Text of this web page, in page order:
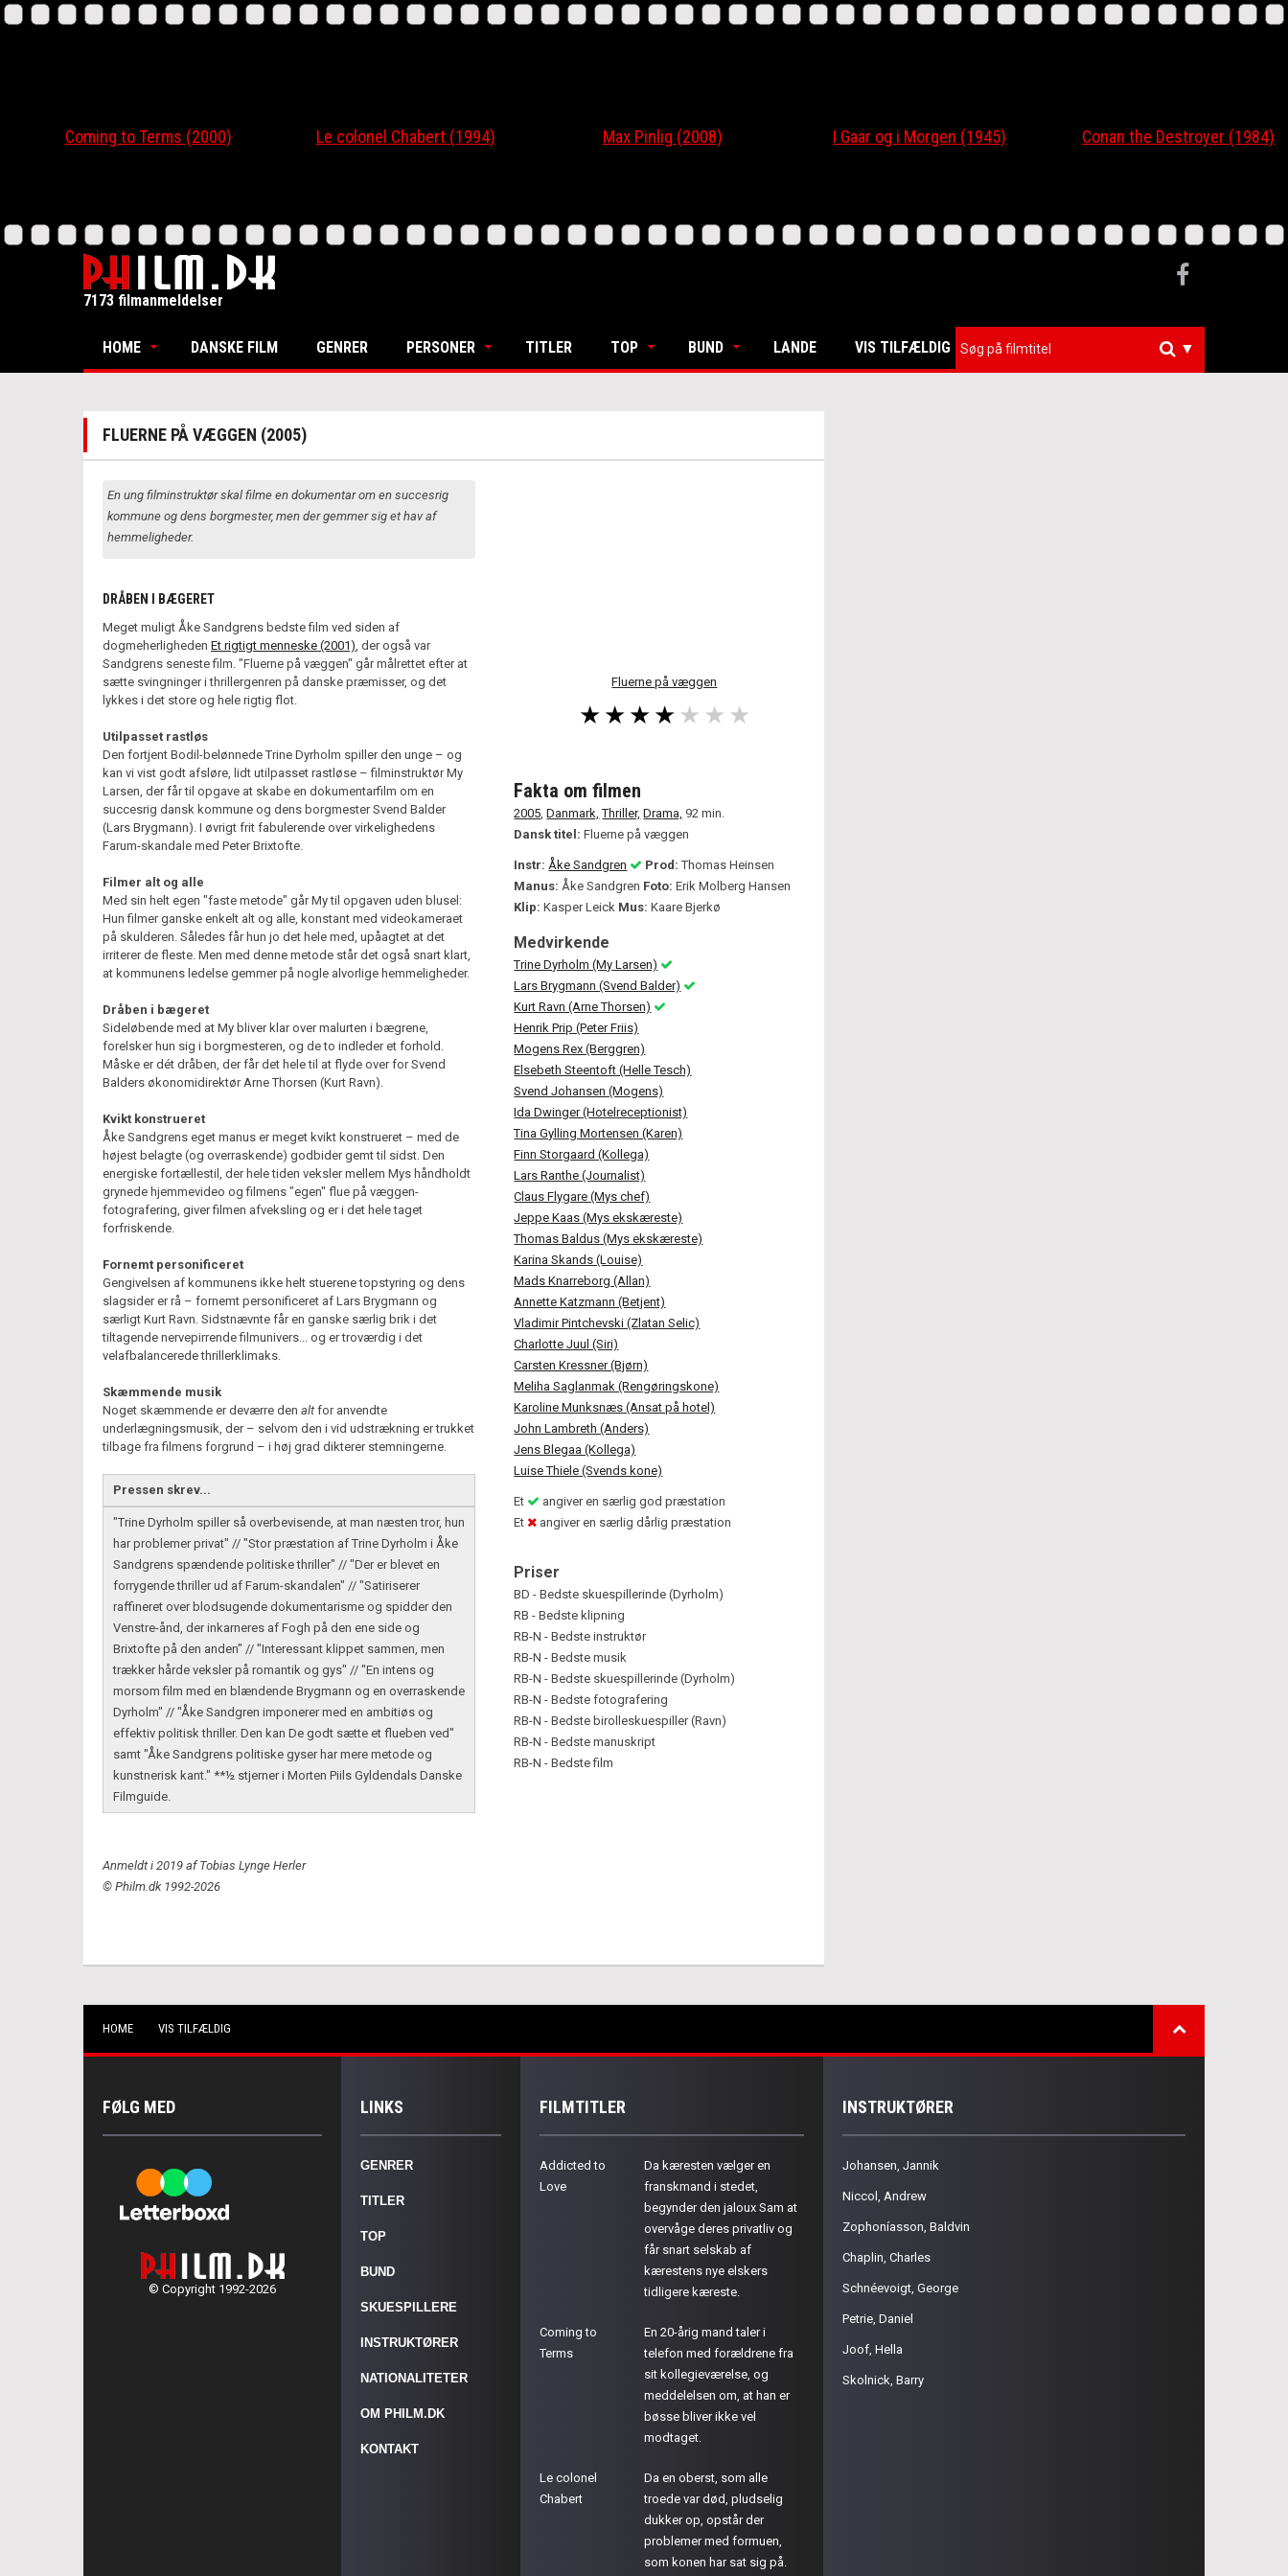
Coming to Terms (2000) Le colonel Chabert (1994) Max Pinlig (2008) I Gaar og i Morgen (1945) Conan the Destroyer (1984)
7173 filmanmeldelser
HOME DANSKE FILM GENRER PERSONER TITLER TOP BUND LANDE VIS TILFÆLDIG ▼
FLUERNE PÅ VÆGGEN (2005)
Fluerne på væggen
En ung filminstruktør skal filme en dokumentar om en succesrig
kommune og dens borgmester, men der gemmer sig et hav af
hemmeligheder.
DRÅBEN I BÆGERET
Meget muligt Åke Sandgrens bedste film ved siden af
dogmeherligheden Et rigtigt menneske (2001), der også var
Sandgrens seneste film. "Fluerne på væggen" går målrettet efter at
sætte svingninger i thrillergenren på danske præmisser, og det
lykkes i det store og hele rigtig flot.
Utilpasset rastløs
Den fortjent Bodil-belønnede Trine Dyrholm spiller den unge – og
kan vi vist godt afsløre, lidt utilpasset rastløse – filminstruktør My
Larsen, der får til opgave at skabe en dokumentarfilm om en
succesrig dansk kommune og dens borgmester Svend Balder
(Lars Brygmann). I øvrigt frit fabulerende over virkelighedens
Farum-skandale med Peter Brixtofte.
Filmer alt og alle
Med sin helt egen "faste metode" går My til opgaven uden blusel:
Hun filmer ganske enkelt alt og alle, konstant med videokameraet
på skulderen. Således får hun jo det hele med, upåagtet at det
irriterer de fleste. Men med denne metode står det også snart klart,
at kommunens ledelse gemmer på nogle alvorlige hemmeligheder.
Dråben i bægeret
Sideløbende med at My bliver klar over malurten i bægrene,
forelsker hun sig i borgmesteren, og de to indleder et forhold.
Måske er dét dråben, der får det hele til at flyde over for Svend
Balders økonomidirektør Arne Thorsen (Kurt Ravn).
Kvikt konstrueret
Åke Sandgrens eget manus er meget kvikt konstrueret – med de
højest belagte (og overraskende) godbider gemt til sidst. Den
energiske fortællestil, der hele tiden veksler mellem Mys håndholdt
grynede hjemmevideo og filmens "egen" flue på væggen-
fotografering, giver filmen afveksling og er i det hele taget
forfriskende.
Fornemt personificeret
Gengivelsen af kommunens ikke helt stuerene topstyring og dens
slagsider er rå – fornemt personificeret af Lars Brygmann og
særligt Kurt Ravn. Sidstnævnte får en ganske særlig brik i det
tiltagende nervepirrende filmunivers... og er troværdig i det
velafbalancerede thrillerklimaks.
Skæmmende musik
Noget skæmmende er deværre den alt for anvendte
underlægningsmusik, der – selvom den i vid udstrækning er trukket
tilbage fra filmens forgrund – i høj grad dikterer stemningerne.
Pressen skrev...
"Trine Dyrholm spiller så overbevisende, at man næsten tror, hun
har problemer privat" // "Stor præstation af Trine Dyrholm i Åke
Sandgrens spændende politiske thriller" // "Der er blevet en
forrygende thriller ud af Farum-skandalen" // "Satiriserer
raffineret over blodsugende dokumentarisme og spidder den
Venstre-ånd, der inkarneres af Fogh på den ene side og
Brixtofte på den anden" // "Interessant klippet sammen, men
trækker hårde veksler på romantik og gys" // "En intens og
morsom film med en blændende Brygmann og en overraskende
Dyrholm" // "Åke Sandgren imponerer med en ambitiøs og
effektiv politisk thriller. Den kan De godt sætte et flueben ved"
samt "Åke Sandgrens politiske gyser har mere metode og
kunstnerisk kant." **½ stjerner i Morten Piils Gyldendals Danske
Filmguide.
Anmeldt i 2019 af Tobias Lynge Herler
© Philm.dk 1992-2026
Fakta om filmen
2005,Danmark, Thriller, Drama, 92 min.
Dansk titel:Fluerne på væggen
Instr: Åke Sandgren Prod: Thomas Heinsen
Manus: Åke Sandgren Foto: Erik Molberg Hansen
Klip: Kasper Leick Mus: Kaare Bjerkø
Medvirkende
Trine Dyrholm (My Larsen)
Lars Brygmann (Svend Balder)
Kurt Ravn (Arne Thorsen)
Henrik Prip (Peter Friis)
Mogens Rex (Berggren)
Elsebeth Steentoft (Helle Tesch)
Svend Johansen (Mogens)
Ida Dwinger (Hotelreceptionist)
Tina Gylling Mortensen (Karen)
Finn Storgaard (Kollega)
Lars Ranthe (Journalist)
Claus Flygare (Mys chef)
Jeppe Kaas (Mys ekskæreste)
Thomas Baldus (Mys ekskæreste)
Karina Skands (Louise)
Mads Knarreborg (Allan)
Annette Katzmann (Betjent)
Vladimir Pintchevski (Zlatan Selic)
Charlotte Juul (Siri)
Carsten Kressner (Bjørn)
Meliha Saglanmak (Rengøringskone)
Karoline Munksnæs (Ansat på hotel)
John Lambreth (Anders)
Jens Blegaa (Kollega)
Luise Thiele (Svends kone)
Et
angiver en særlig god præstation
Et
angiver en særlig dårlig præstation
Priser
BD - Bedste skuespillerinde (Dyrholm)
RB - Bedste klipning
RB-N - Bedste instruktør
RB-N - Bedste musik
RB-N - Bedste skuespillerinde (Dyrholm)
RB-N - Bedste fotografering
RB-N - Bedste birolleskuespiller (Ravn)
RB-N - Bedste manuskript
RB-N - Bedste film
HOME VIS TILFÆLDIG
FØLG MED
© Copyright 1992-2026
LINKS
GENRER
TITLER
TOP
BUND
SKUESPILLERE
INSTRUKTØRER
NATIONALITETER
OM PHILM.DK
KONTAKT
FILMTITLER
Addicted to
Love
Da kæresten vælger en
franskmand i stedet,
begynder den jaloux Sam at
overvåge deres privatliv og
får snart selskab af
kærestens nye elskers
tidligere kæreste.
Coming to
Terms
En 20-årig mand taler i
telefon med forældrene fra
sit kollegieværelse, og
meddelelsen om, at han er
bøsse bliver ikke vel
modtaget.
Le colonel
Chabert
Da en oberst, som alle
troede var død, pludselig
dukker op, opstår der
problemer med formuen,
som konen har sat sig på.
INSTRUKTØRER
Johansen, Jannik
Niccol, Andrew
Zophoníasson, Baldvin
Chaplin, Charles
Schnéevoigt, George
Petrie, Daniel
Joof, Hella
Skolnick, Barry